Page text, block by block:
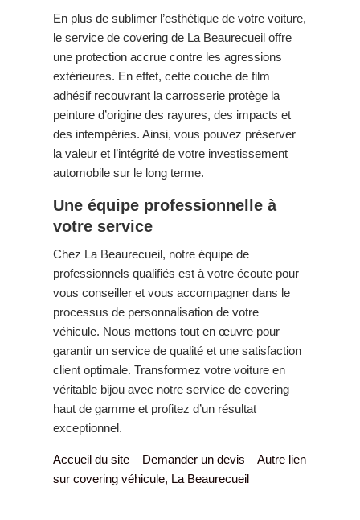
En plus de sublimer l’esthétique de votre voiture,
le service de covering de La Beaurecueil offre
une protection accrue contre les agressions
extérieures. En effet, cette couche de film
adhésif recouvrant la carrosserie protège la
peinture d’origine des rayures, des impacts et
des intempéries. Ainsi, vous pouvez préserver
la valeur et l’intégrité de votre investissement
automobile sur le long terme.
Une équipe professionnelle à
votre service
Chez La Beaurecueil, notre équipe de
professionnels qualifiés est à votre écoute pour
vous conseiller et vous accompagner dans le
processus de personnalisation de votre
véhicule. Nous mettons tout en œuvre pour
garantir un service de qualité et une satisfaction
client optimale. Transformez votre voiture en
véritable bijou avec notre service de covering
haut de gamme et profitez d’un résultat
exceptionnel.
Accueil du site – Demander un devis –Autre lien
sur covering véhicule, La Beaurecueil